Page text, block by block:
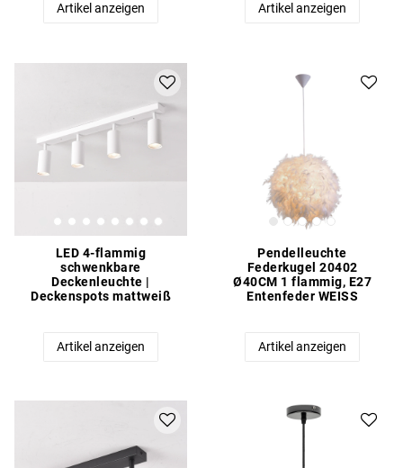
Artikel anzeigen Artikel anzeigen
LED 4-flammig
schwenkbare
Deckenleuchte |
Deckenspots mattweiß
Artikel anzeigen
Pendelleuchte
Federkugel 20402
Ø40CM 1 flammig, E27
Entenfeder WEISS
Artikel anzeigen